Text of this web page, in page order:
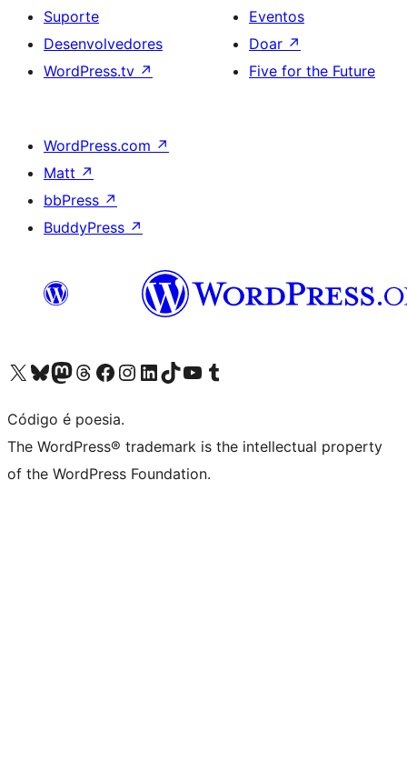
Suporte
Desenvolvedores
WordPress.tv ↗
Eventos
Doar ↗
Five for the Future
WordPress.com ↗
Matt ↗
bbPress ↗
BuddyPress ↗
Acessar nossa conta do X (antigo Twitter)
Acessar nossa conta do Bluesky
Acessar nossa conta do Mastodon
Acessar nossa conta do Threads
Acessar nossa página do Facebook
Acessar nossa conta do Instagram
Acessar nossa conta do LinkedIn
Acessar nossa conta do TikTok
Acessar nosso canal do YouTube
Acessar nossa conta no Tumblr
Código é poesia.
The WordPress® trademark is the intellectual property
of the WordPress Foundation.